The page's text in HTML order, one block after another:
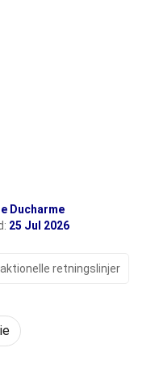
Ducharme
25 Jul 2026
retningslinjer